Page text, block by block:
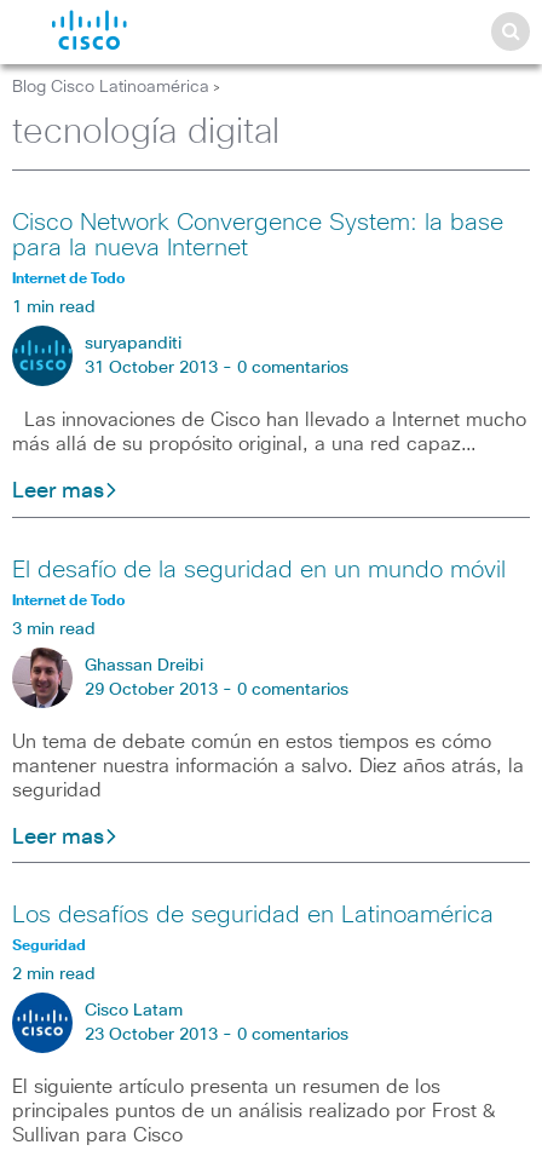
Blog Cisco Latinoamérica >
tecnología digital
Cisco Network Convergence System: la base
para la nueva Internet
Internet de Todo
1 min read
suryapanditi
31 October 2013 - 0 comentarios
Las innovaciones de Cisco han llevado a Internet mucho
más allá de su propósito original, a una red capaz…
Leer mas
El desafío de la seguridad en un mundo móvil
Internet de Todo
3 min read
Ghassan Dreibi
29 October 2013 - 0 comentarios
Un tema de debate común en estos tiempos es cómo
mantener nuestra información a salvo. Diez años atrás, la
seguridad
Leer mas
Los desafíos de seguridad en Latinoamérica
Seguridad
2 min read
Cisco Latam
23 October 2013 - 0 comentarios
El siguiente artículo presenta un resumen de los
principales puntos de un análisis realizado por Frost &
Sullivan para Cisco